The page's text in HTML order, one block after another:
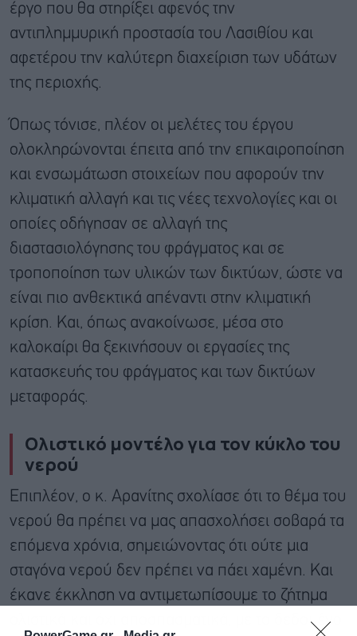
έργο που θα στηρίξει αφενός την
αντιπλημμυρική προστασία του Λασιθίου και
αφετέρου την καλύτερη διαχείριση των υδάτων
της περιοχής.
Όπως τόνισε, πλέον οι μελέτες του έργου
ολοκληρώνονται έπειτα από την επικαιροποίηση
και ενσωμάτωση στοιχείων που αφορούν την
κλιματική αλλαγή και τις νέες τεχνολογίες και οι
οποίες οδήγησαν σε αλλαγή της
διαστασιολόγησης του φράγματος και σε
τροποποίηση των υλικών των δικτύων, ώστε να
είναι πιο ανθεκτικά απέναντι στην κλιματική
κρίση. Και, όπως ανακοίνωσε, μέσα στο
καλοκαίρι θα ξεκινήσουν οι εργασίες της
κατασκευής του φράγματος και των δικτύων
μεταφοράς.
Ολιστικό μοντέλο για τον κύκλο του
νερού
Επιπλέον, ο κ. Αρανίτης σχολίασε ότι το θέμα του
νερού θα πρέπει να μας απασχολήσει σοβαρά τα
επόμενα χρόνια, σημειώνοντας ότι ούτε μια
σταγόνα νερού δεν πρέπει να πάει χαμένη. Και
έκανε έκκληση να αντιμετωπίσουμε το ζήτημα
ολιστικά και όχι αποσπασματικά, με το δεδομένο